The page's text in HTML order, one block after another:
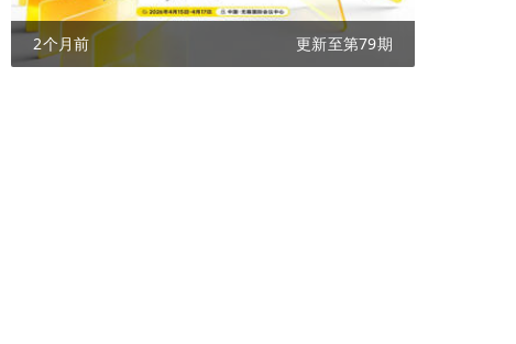
2个月前 更新至第79期